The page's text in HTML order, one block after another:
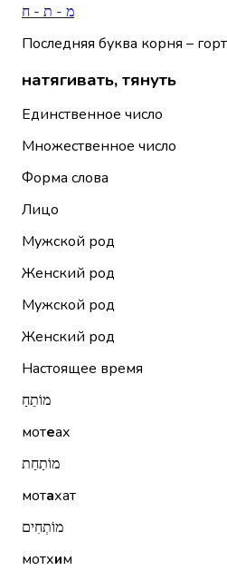
מ - ת - ח
Последняя буква корня –
натягивать, тянуть
Единственное число
Множественное число
Форма слова
Лицо
Мужской род
Женский род
Мужской род
Женский род
Настоящее время
מוֹתֵחַ
мотеах
מוֹתַחַת
мотахат
מוֹתְחִים
мотхим